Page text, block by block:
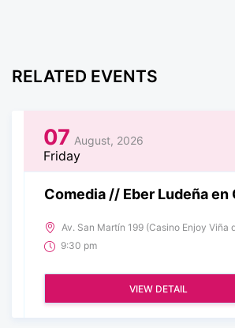
RELATED EVENTS
07 August, 2026
Friday
Comedia // Eber Ludeña en
Av. San Martín 199 (Casino Enjoy Viña
9:30 pm
VIEW DETAIL